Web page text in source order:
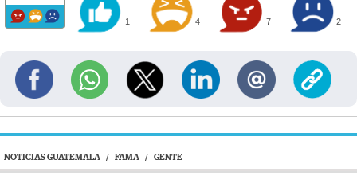
1 4 7 2
NOTICIAS GUATEMALA / FAMA / GENTE